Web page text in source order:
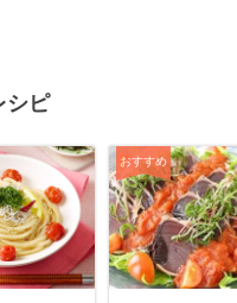
シピ
おすすめ